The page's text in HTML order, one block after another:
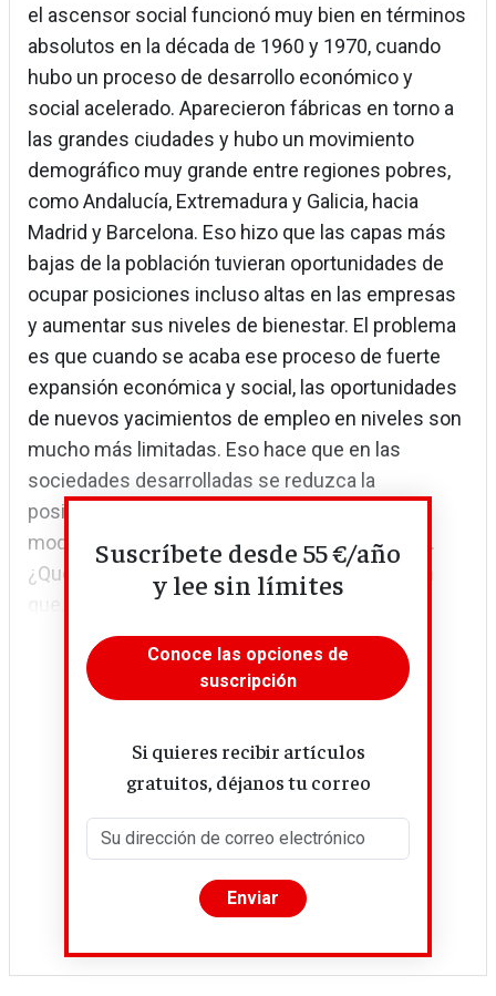
el ascensor social funcionó muy bien en términos
absolutos en la década de 1960 y 1970, cuando
hubo un proceso de desarrollo económico y
social acelerado. Aparecieron fábricas en torno a
las grandes ciudades y hubo un movimiento
demográfico muy grande entre regiones pobres,
como Andalucía, Extremadura y Galicia, hacia
Madrid y Barcelona. Eso hizo que las capas más
bajas de la población tuvieran oportunidades de
ocupar posiciones incluso altas en las empresas
y aumentar sus niveles de bienestar. El problema
es que cuando se acaba ese proceso de fuerte
expansión económica y social, las oportunidades
de nuevos yacimientos de empleo en niveles son
mucho más limitadas. Eso hace que en las
sociedades desarrolladas se reduzca la
posibilidad de ascender socialmente de ese
modo y que la movilidad tenga que ser relativa.
¿Qué significa esto? Que para que la población
Suscríbete desde 55 €/año
y lee sin límites
Conoce las opciones de
suscripción
Si quieres recibir artículos
gratuitos, déjanos tu correo